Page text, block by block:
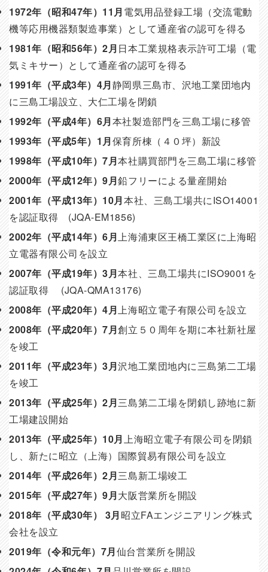
1972年（昭和47年）11月 電気用品登録工場（交流電動
機等応用機器類製造事業）として通産省の認可を得る
1981年（昭和56年）2月 日本工業規格表示許可工場（電
気ミキサー）として通産省の認可を得る
1991年（平成3年）4月静岡県三島市、沢地工業団地内
に三島工場設立、大仁工場を閉鎖
1992年（平成4年）6月本社製造部門を三島工場に移管
1993年（平成5年）1月保育所棟（４０坪）新設
1998年（平成10年）7月本社購買部門を三島工場に移管
2000年（平成12年）9月鉛フリーによる量産開始
2001年（平成13年）10月本社、三島工場共にISO14001
を認証取得 (JQA-EM1856)
2002年（平成14年）6月上海浦東区王橋工業区に上海昭
立電器有限公司を設立
2007年（平成19年）3月本社、三島工場共にISO9001を
認証取得 (JQA-QMA13176)
2008年（平成20年）4月上海昭立電子有限公司を設立
2008年（平成20年）7月創立５０周年を期に本社新社屋
を竣工
2011年（平成23年）3月沢地工業団地内に三島第二工場
を竣工
2013年（平成25年）2月三島第二工場を閉鎖し跡地に新
工場建設開始
2013年（平成25年）10月上海昭立電子有限公司を閉鎖
し、新たに昭立（上海）国際貿易有限公司を設立
2014年（平成26年）2月三島新工場竣工
2015年（平成27年）9月大阪営業所を開設
2018年（平成30年） 3月 昭立FAエンジニアリング株式
会社を設立
2019年（令和元年）7月仙台営業所を開設